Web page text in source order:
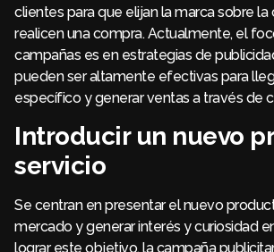
clientes para que elijan la marca sobre
realicen una compra. Actualmente, el
campañas es en estrategias de
pueden ser altamente efectivas para
específico y generar ventas a través de
Introducir un nuevo
servicio
Se centran en presentar el nuevo
mercado y generar interés y curiosidad
lograr este objetivo, la campaña